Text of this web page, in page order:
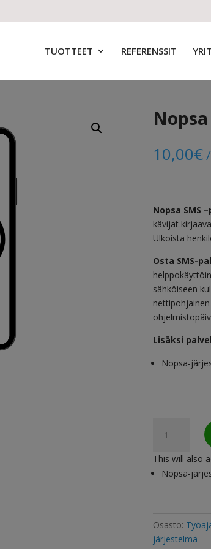
TUOTTEET REFERENSSIT
10,00€/
Nopsa SMS
kävijät
Ulkoista
Osta SMS-
sähköiseen
Lisäksi
Nopsa-
SMS-
This will also
Nopsa-
Osasto:
järjestelmä